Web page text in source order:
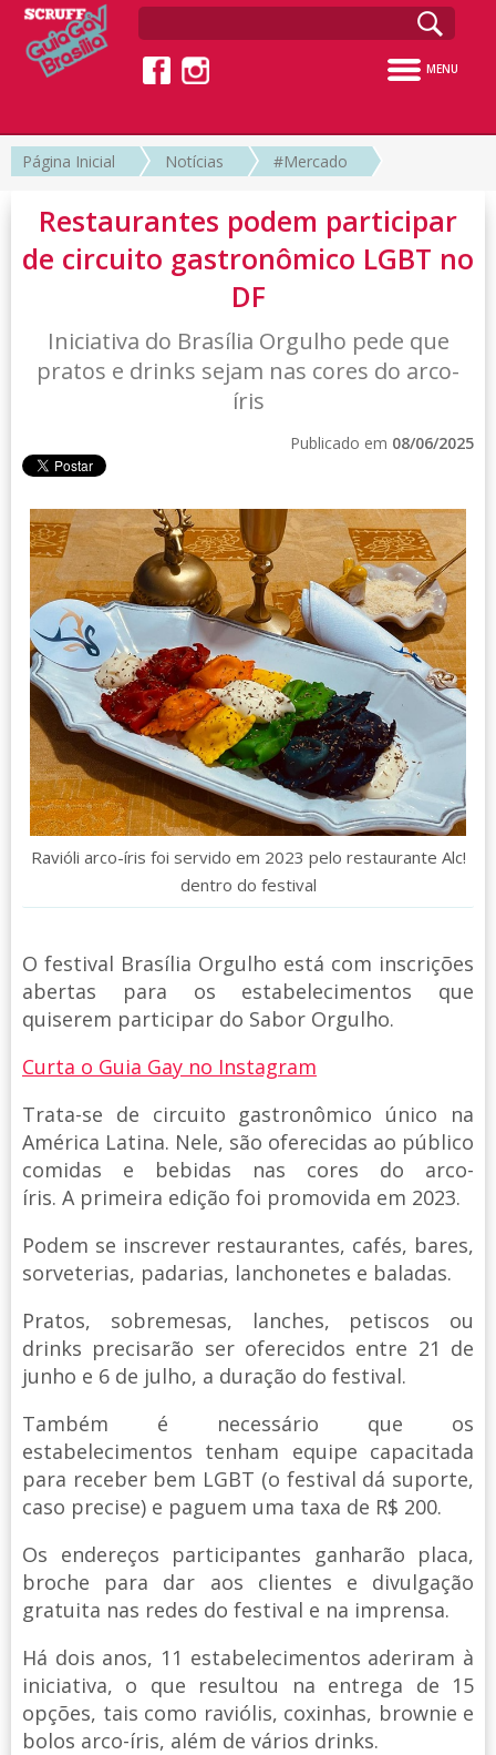
MENU
Página Inicial Notícias #Mercado
Restaurantes podem participar
de circuito gastronômico LGBT no
DF
Iniciativa do Brasília Orgulho pede que
pratos e drinks sejam nas cores do arco-
íris
Publicado em 08/06/2025
Ravióli arco-íris foi servido em 2023 pelo restaurante Alc!
dentro do festival
O festival Brasília Orgulho está com inscrições
abertas para os estabelecimentos que
quiserem participar do Sabor Orgulho.
Curta o Guia Gay no Instagram
Trata-se de circuito gastronômico único na
América Latina. Nele, são oferecidas ao público
comidas e bebidas nas cores do arco-
íris. A primeira edição foi promovida em 2023.
Podem se inscrever restaurantes, cafés, bares,
sorveterias, padarias, lanchonetes e baladas.
Pratos, sobremesas, lanches, petiscos ou
drinks precisarão ser oferecidos entre 21 de
junho e 6 de julho, a duração do festival.
Também é necessário que os
estabelecimentos tenham equipe capacitada
para receber bem LGBT (o festival dá suporte,
caso precise) e paguem uma taxa de R$ 200.
Os endereços participantes ganharão placa,
broche para dar aos clientes e divulgação
gratuita nas redes do festival e na imprensa.
Há dois anos, 11 estabelecimentos aderiram à
iniciativa, o que resultou na entrega de 15
opções, tais como raviólis, coxinhas, brownie e
bolos arco-íris, além de vários drinks.